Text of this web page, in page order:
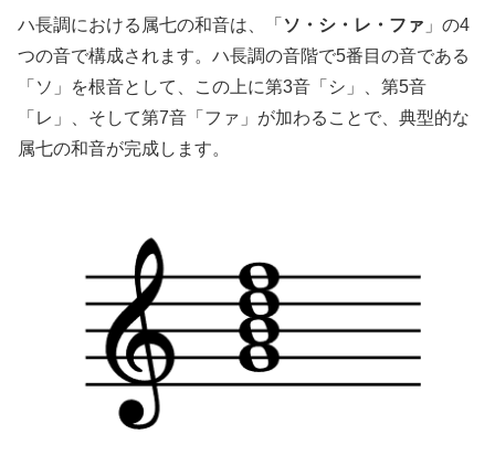
ハ長調における属七の和音は、「 ソ・シ・レ・ファ 」の4
つの音で構成されます。ハ長調の音階で5番目の音である
「ソ」を根音として、この上に第3音「シ」、第5音
「レ」、そして第7音「ファ」が加わることで、典型的な
属七の和音が完成します。